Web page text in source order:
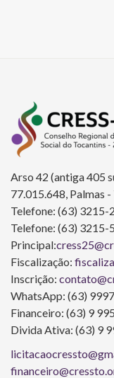
Arso 42 (antiga 405
77.015.648, Palmas -
Telefone: (63) 3215-
Telefone: (63) 3215-
Principal:
Fiscalização:
Inscrição:
WhatsApp: (63)
Financeiro: (63) 9
Divida Ativa: (63) 9